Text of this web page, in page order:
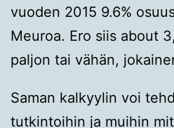
vuoden 2015 9.6%
Meuroa. Ero siis about
paljon tai vähän,
Saman kalkyylin voi
tutkintoihin ja muihin